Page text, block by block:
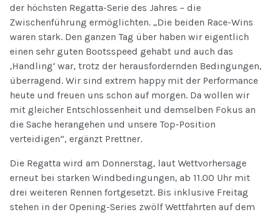
der höchsten Regatta-Serie des Jahres – die
Zwischenführung ermöglichten. „Die beiden Race-Wins
waren stark. Den ganzen Tag über haben wir eigentlich
einen sehr guten Bootsspeed gehabt und auch das
‚Handling‘ war, trotz der herausfordernden Bedingungen,
überragend. Wir sind extrem happy mit der Performance
heute und freuen uns schon auf morgen. Da wollen wir
mit gleicher Entschlossenheit und demselben Fokus an
die Sache herangehen und unsere Top-Position
verteidigen“, ergänzt Prettner.
Die Regatta wird am Donnerstag, laut Wettvorhersage
erneut bei starken Windbedingungen, ab 11.00 Uhr mit
drei weiteren Rennen fortgesetzt. Bis inklusive Freitag
stehen in der Opening-Series zwölf Wettfahrten auf dem